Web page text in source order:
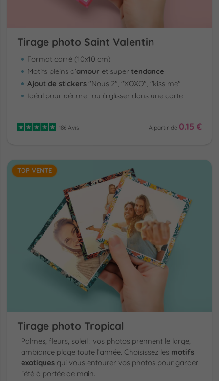
Tirage photo Saint Valentin
Format carré (10x10 cm)
Motifs pleins d’amour et super tendance
Ajout de stickers "Nous 2", "XOXO", "kiss me"
Idéal pour décorer ou à glisser dans une carte
186 Avis A partir de 0.15 €
TOP VENTE
Tirage photo Tropical
Palmes, fleurs, soleil : vos photos prennent le large,
ambiance plage toute l’année. Choisissez les motifs
exotiques qui vous entourer vos photos pour garder
l’été à portée de main.